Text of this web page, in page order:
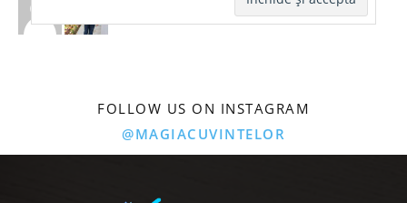
FOLLOW US ON INSTAGRAM
@MAGIACUVINTELOR